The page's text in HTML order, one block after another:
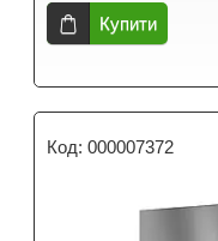
Купити
000007372